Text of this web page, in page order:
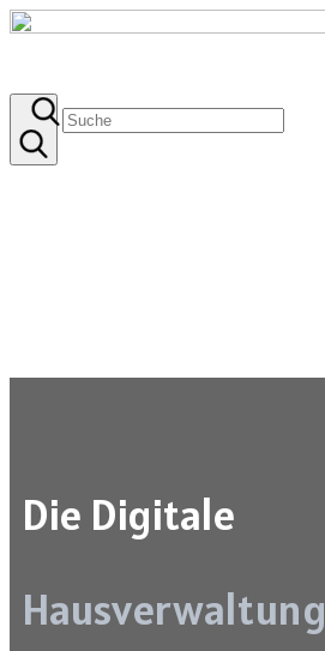
Die Digitale
Hausverwaltung